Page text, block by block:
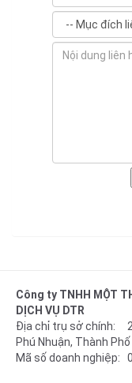
Công ty TNHH MỘT
DỊCH VỤ DTR
Địa chỉ trụ sở chính:
Phú Nhuận, Thành
Mã số doanh nghiệp: